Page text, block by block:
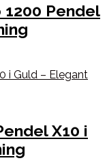
1200 Pendel
X10 i